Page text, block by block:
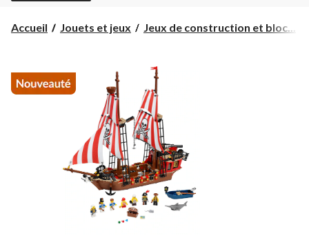
Accueil Jouets et jeux Jeux de construction et bloc...